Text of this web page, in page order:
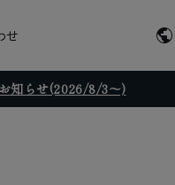
せ
知らせ(2026/8/3～)